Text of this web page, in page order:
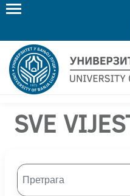
SVE